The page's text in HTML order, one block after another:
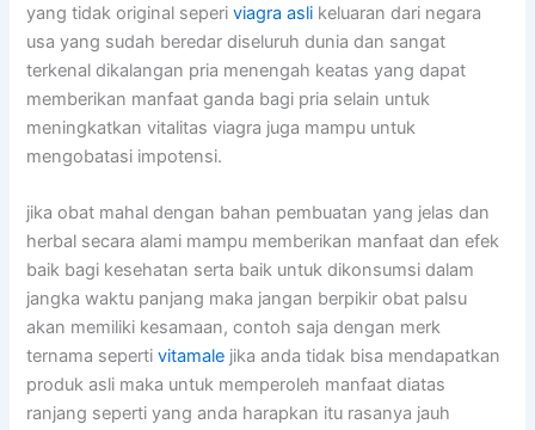
yang tidak original seperiviagra asli keluaran dari negara
usa yang sudah beredar diseluruh dunia dan sangat
terkenal dikalangan pria menengah keatas yang dapat
memberikan manfaat ganda bagi pria selain untuk
meningkatkan vitalitas viagra juga mampu untuk
mengobatasi impotensi.
jika obat mahal dengan bahan pembuatan yang jelas dan
herbal secara alami mampu memberikan manfaat dan efek
baik bagi kesehatan serta baik untuk dikonsumsi dalam
jangka waktu panjang maka jangan berpikir obat palsu
akan memiliki kesamaan, contoh saja dengan merk
ternama sepertivitamale jika anda tidak bisa mendapatkan
produk asli maka untuk memperoleh manfaat diatas
ranjang seperti yang anda harapkan itu rasanya jauh